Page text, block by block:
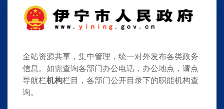
全站资源共享，集中管理，统一对外发布各类政务
信息。如需查询各部门办公电话，办公地点，请点
导航栏机构栏目，各部门公开目录下的职能机构查
询。